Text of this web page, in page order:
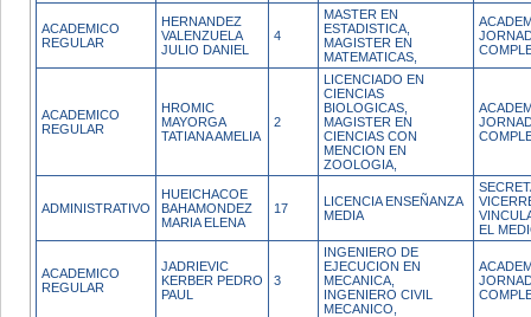
ACADEMICO
REGULAR
HERNANDEZ
VALENZUELA
JULIO DANIEL
4
MASTER EN
ESTADISTICA,
MAGISTER EN
MATEMATICAS,
ACADEMICO
REGULAR
HROMIC
MAYORGA
TATIANA AMELIA
2
LICENCIADO EN
CIENCIAS
BIOLOGICAS,
MAGISTER EN
CIENCIAS CON
MENCION EN
ZOOLOGIA,
ADMINISTRATIVO
HUEICHACOE
BAHAMONDEZ
MARIA ELENA
17
LICENCIA ENSEÑANZA
MEDIA
EL
ACADEMICO
REGULAR
JADRIEVIC
KERBER PEDRO
PAUL
3
INGENIERO DE
EJECUCION EN
MECANICA,
INGENIERO CIVIL
MECANICO,